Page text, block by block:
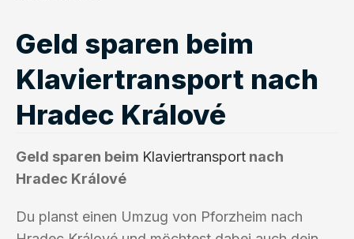
Geld sparen beim
Klaviertransport nach
Hradec Králové
Geld sparen beim Klaviertransport nach
Hradec Králové
Du planst einen Umzug von Pforzheim nach